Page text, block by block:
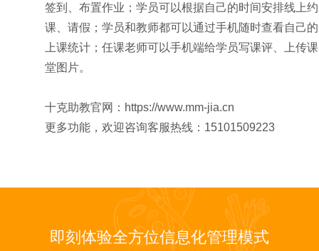
签到、布置作业；学员可以根据自己的时间安排线上约
课、请假；学员和教师都可以通过手机随时查看自己的
上课统计；任课老师可以手机端给学员写课评、上传课
堂图片。
十克助教官网：https://www.mm-jia.cn
更多功能，欢迎咨询客服热线：15101509223
即刻体验全方位信息化管理模式